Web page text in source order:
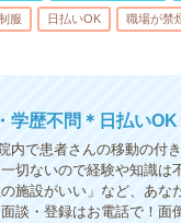
服 日払いOK 職場が禁
学歴不問＊日払い
で患者さんの移動の付
切ないので経験や知識
施設がいい」など、あ
談・登録はお電話で！面